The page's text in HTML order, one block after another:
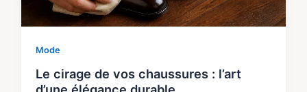
Mode
Le cirage de vos chaussures : l’art